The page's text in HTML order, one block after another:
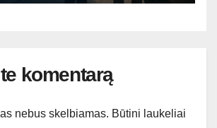
komentarą
nebus skelbiamas. Būtini laukeliai